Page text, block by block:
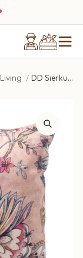
DD Sierkussen Flore 45×45 cm Misty Rose